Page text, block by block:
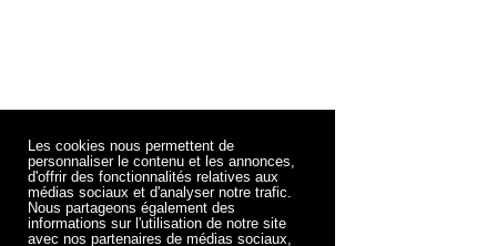
Les cookies nous permettent de
personnaliser le contenu et les annonces,
d'offrir des fonctionnalités relatives aux
médias sociaux et d'analyser notre trafic.
Nous partageons également des
informations sur l'utilisation de notre site
avec nos partenaires de médias sociaux,